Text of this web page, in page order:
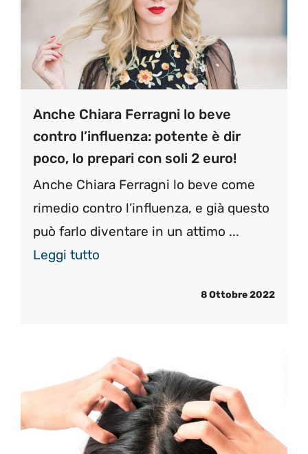
Anche Chiara Ferragni lo beve
contro l’influenza: potente è dir
poco, lo prepari con soli 2 euro!
Anche Chiara Ferragni lo beve come
rimedio contro l’influenza, e già questo
può farlo diventare in un attimo ...
Leggi tutto
8 Ottobre 2022